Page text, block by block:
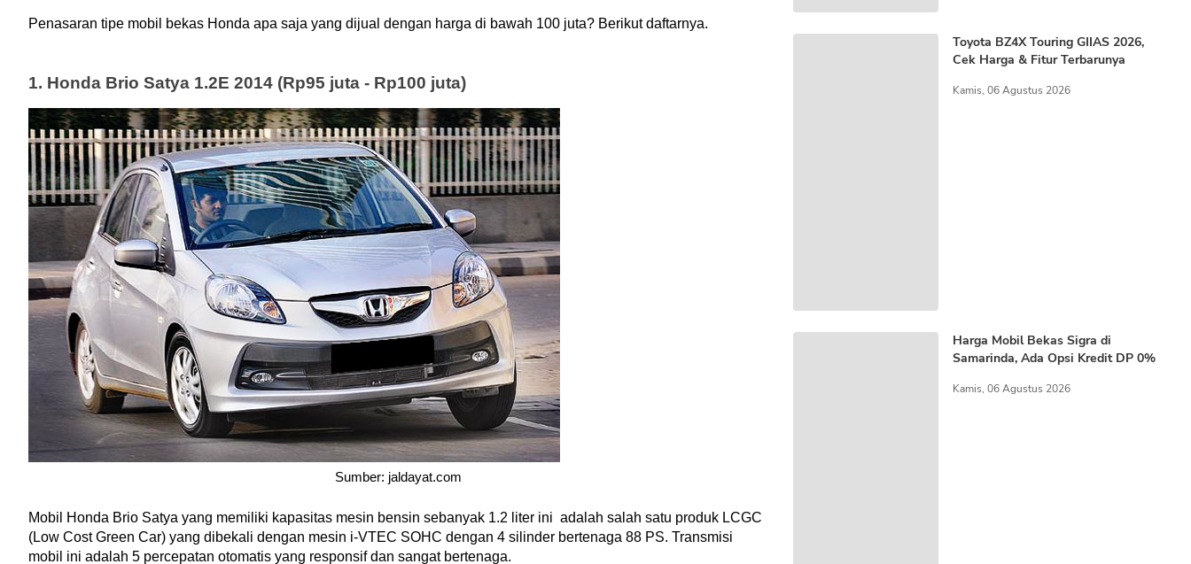
Penasaran tipe mobil bekas Honda apa saja yang dijual dengan harga di bawah 100 juta? Berikut daftarnya.
1. Honda Brio Satya 1.2E 2014 (Rp95 juta - Rp100 juta)
Sumber: jaldayat.com
Mobil Honda Brio Satya yang memiliki kapasitas mesin bensin sebanyak 1.2 liter ini  adalah salah satu produk LCGC
(Low Cost Green Car) yang dibekali dengan mesin i-VTEC SOHC dengan 4 silinder bertenaga 88 PS. Transmisi
mobil ini adalah 5 percepatan otomatis yang responsif dan sangat bertenaga.
Toyota BZ4X Touring GIIAS 2026,
Cek Harga & Fitur Terbarunya
Kamis, 06 Agustus 2026
Harga Mobil Bekas Sigra di
Samarinda, Ada Opsi Kredit DP 0%
Kamis, 06 Agustus 2026